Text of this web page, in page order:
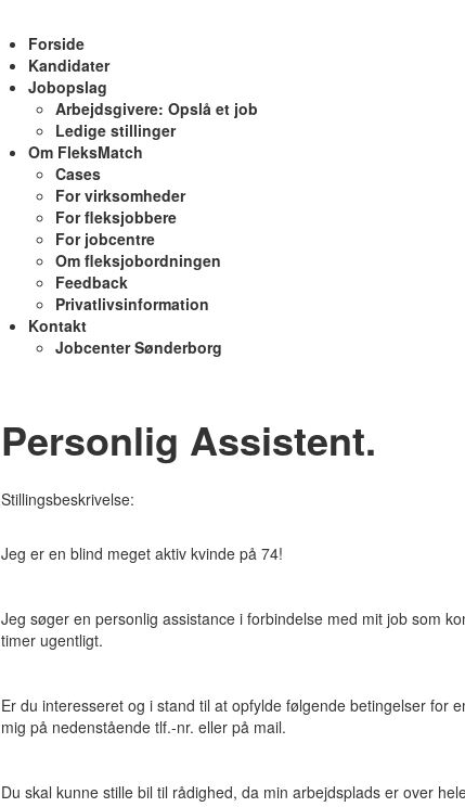
Forside
Kandidater
Jobopslag
Arbejdsgivere: Opslå et job
Ledige stillinger
Om FleksMatch
Cases
For virksomheder
For fleksjobbere
For jobcentre
Om fleksjobordningen
Feedback
Privatlivsinformation
Kontakt
Jobcenter Sønderborg
Personlig Assistent.
Stillingsbeskrivelse:
Jeg er en blind meget aktiv kvinde på 74!
Jeg søger en personlig assistance i forbindelse med mit job som
timer ugentligt.
Er du interesseret og i stand til at opfylde følgende betingelser for
mig på nedenstående tlf.-nr. eller på mail.
Du skal kunne stille bil til rådighed, da min arbejdsplads er over